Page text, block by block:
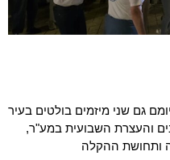
גם שני מיזמים בולטים בעיר
והעצרת השבועית במע"ר,
ותחושת ההקלה